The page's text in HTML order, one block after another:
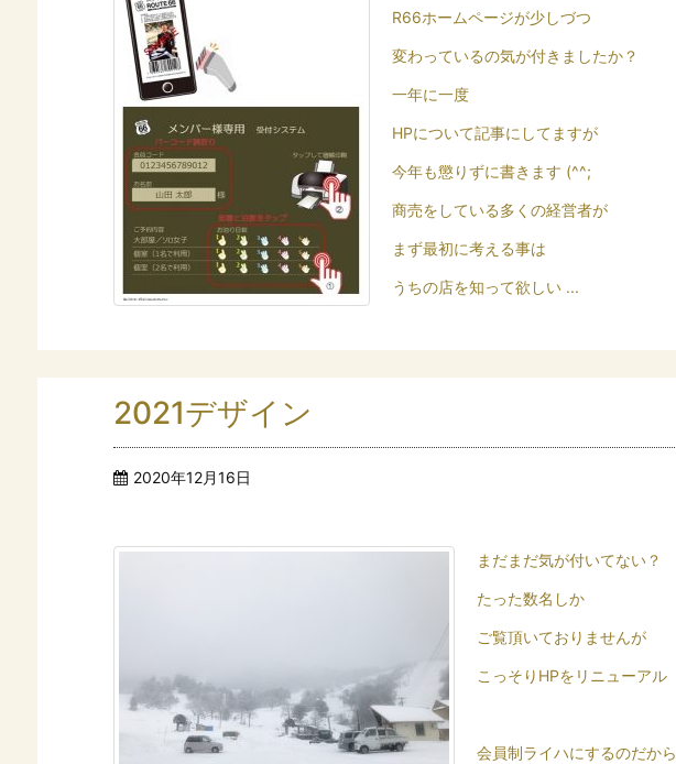
R66ホームページが少しづつ
変わっているの気が付きましたか？
一年に一度
HPについて記事にしてますが
今年も懲りずに書きます (^^;
商売をしている多くの経営者が
まず最初に考える事は
うちの店を知って欲しい ...
2021デザイン
2020年12月16日
まだまだ気が付いてない？
たった数名しか
ご覧頂いておりませんが
こっそりHPをリニューアル
会員制ライハにするのだから